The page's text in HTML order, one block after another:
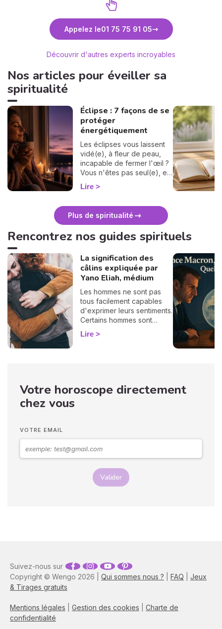
Découvrez Anne-Lyssia Coupart
Appelez le01 75 75 91 05
Découvrir d'autres experts incroyables
Nos articles pour éveiller sa
spiritualité
Éclipse : 7 façons de se
protéger
énergétiquement
Les éclipses vous laissent
vidé(e), à fleur de peau,
incapable de fermer l'œil ?
Vous n'êtes pas seul(e), et
surtout : ça se traverse en
douceur. Voici 7 gestes
vous protéger
énergétiquement et
intérieur. 🛡️🌒
Lire
Plus de spiritualité
Rencontrez nos guides spirituels
La signification des
câlins expliquée par
Yano Eliah, médium
Les hommes ne sont pas
tous facilement capables
d'exprimer leurs sentiments.
Certains hommes sont
habitués à contrôler leurs
sentiments, par conséquent
langage corporel, vous
pouvez déchiffrer ses
Lire
Votre horoscope directement
chez vous
VOTRE EMAIL
Valider
Copyright © Wengo 2026 | Qui sommes nous ? FAQ
Jeux
& Tirages gratuits
Mentions légales Gestion des cookies
Charte de
confidentialité
Suivez-nous sur